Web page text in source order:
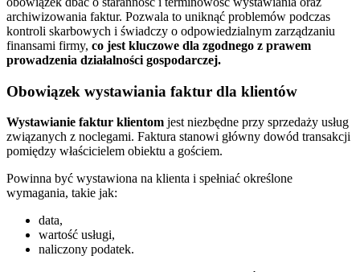
archiwizowania faktur. Pozwala to uniknąć problemów podczas
kontroli skarbowych i świadczy o odpowiedzialnym zarządzaniu
finansami firmy, co jest kluczowe dla zgodnego z prawem
prowadzenia działalności gospodarczej.
Obowiązek wystawiania faktur dla klientów
Wystawianie faktur klientom jest niezbędne przy sprzedaży usług
związanych z noclegami. Faktura stanowi główny dowód transakcji
pomiędzy właścicielem obiektu a gościem.
Powinna być wystawiona na klienta i spełniać określone
wymagania, takie jak:
data,
wartość usługi,
naliczony podatek.